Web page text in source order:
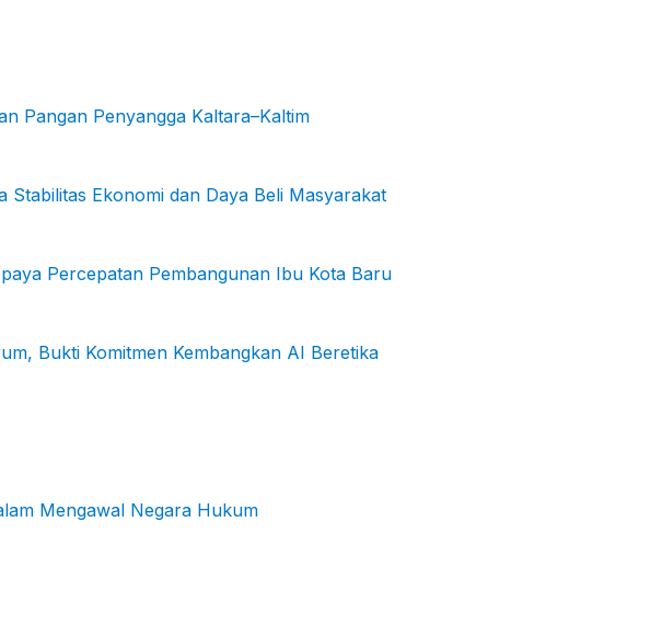
Pangan Penyangga Kaltara–Kaltim
Ekonomi dan Daya Beli Masyarakat
Percepatan Pembangunan Ibu Kota Baru
Bukti Komitmen Kembangkan AI Beretika
Mengawal Negara Hukum